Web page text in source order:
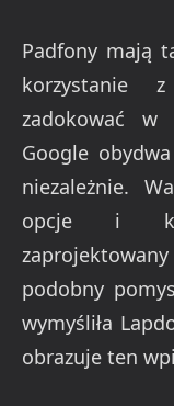
Padfony mają
korzystanie
zadokować
Google
niezależnie.
opcje i
podobny
wymyśliła
obrazuje ten